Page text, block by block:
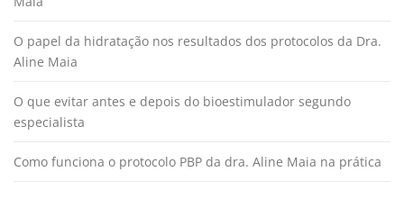
O papel da hidratação nos resultados dos protocolos da Dra.
Aline Maia
O que evitar antes e depois do bioestimulador segundo
especialista
Como funciona o protocolo PBP da dra. Aline Maia na prática